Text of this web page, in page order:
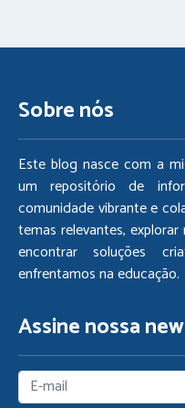
Sobre nós
Este blog nasce com a
um repositório de
comunidade vibrante e
temas relevantes,
encontrar soluções
enfrentamos na educação.
Assine nossa